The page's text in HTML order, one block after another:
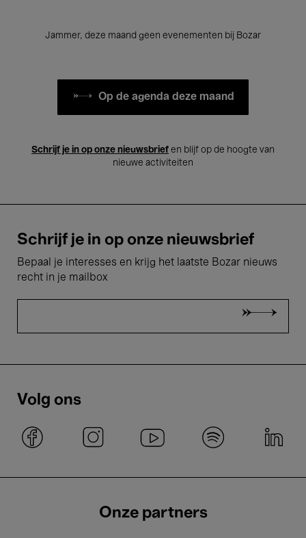
Jammer, deze maand geen evenementen bij Bozar
Op de agenda deze maand
Schrijf je in op onze nieuwsbrief en blijf op de hoogte van
nieuwe activiteiten
Schrijf je in op onze nieuwsbrief
Bepaal je interesses en krijg het laatste Bozar nieuws
recht in je mailbox
Volg ons
Onze partners